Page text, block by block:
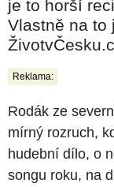
je to horší
Vlastně na to
Reklama:
Rodák ze
mírný rozruch,
hudební dílo, o
songu roku, na